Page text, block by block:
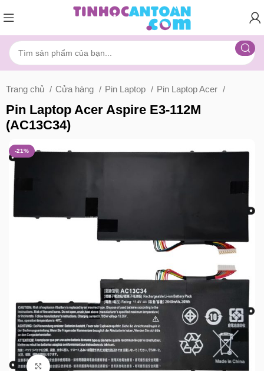
Trang chủ Cửa hàng Pin Laptop Pin Laptop Acer
Pin Laptop Acer Aspire E3-112M
(AC13C34)
-21%
Click to enlarge